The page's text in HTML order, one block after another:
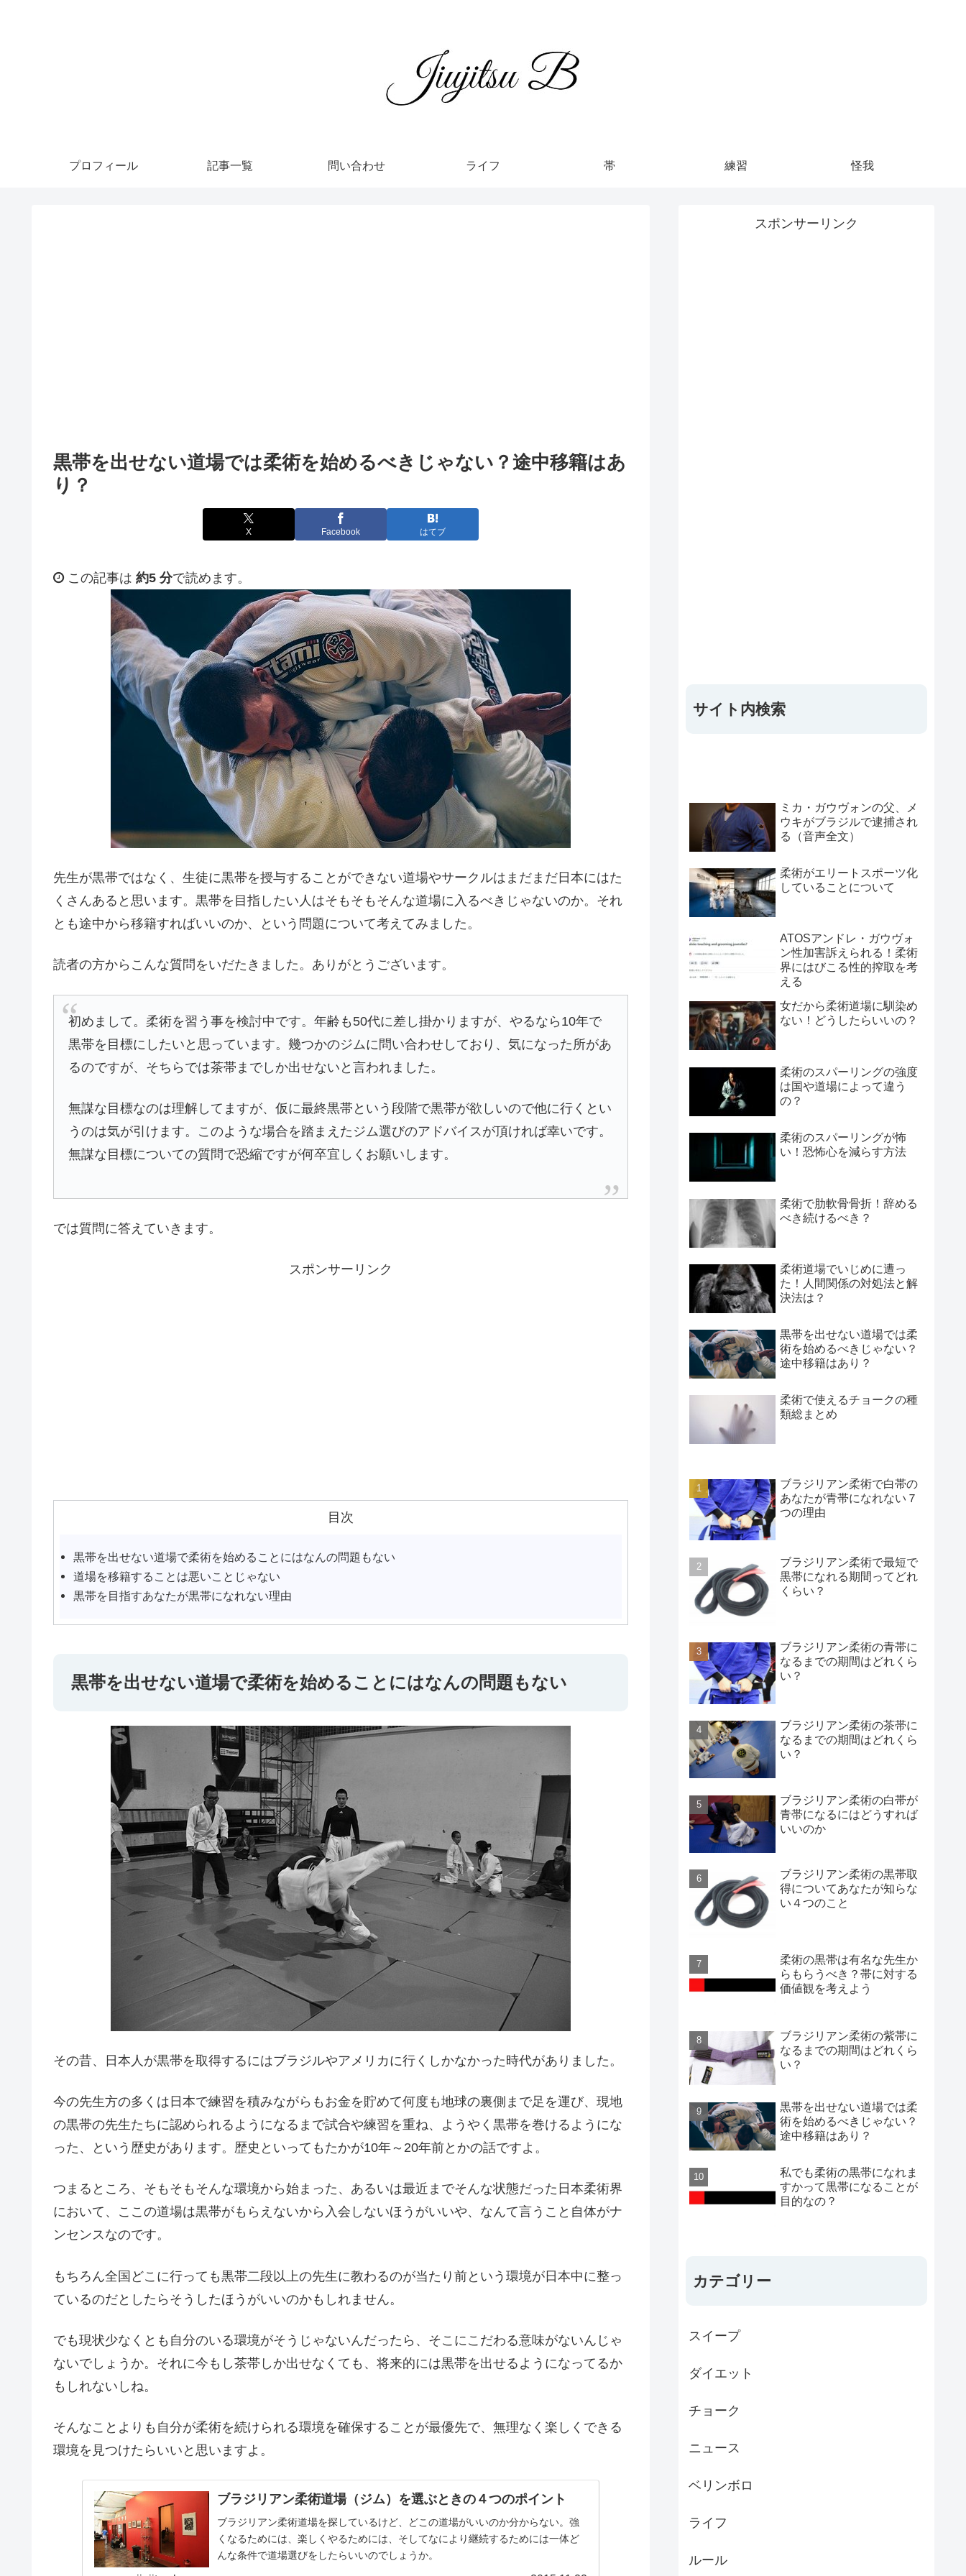
プロフィール 記事一覧 問い合わせ ライフ 帯 練習 怪我
黒帯を出せない道場では柔術を始めるべきじゃない？途中移籍はあ
り？
X Facebook はてブ
この記事は 約5 分で読めます。
先生が黒帯ではなく、生徒に黒帯を授与することができない道場やサークルはまだまだ日本にはた
くさんあると思います。黒帯を目指したい人はそもそもそんな道場に入るべきじゃないのか。それ
とも途中から移籍すればいいのか、という問題について考えてみました。
読者の方からこんな質問をいだたきました。ありがとうございます。
初めまして。柔術を習う事を検討中です。年齢も50代に差し掛かりますが、やるなら10年で
黒帯を目標にしたいと思っています。幾つかのジムに問い合わせしており、気になった所があ
るのですが、そちらでは茶帯までしか出せないと言われました。
無謀な目標なのは理解してますが、仮に最終黒帯という段階で黒帯が欲しいので他に行くとい
うのは気が引けます。このような場合を踏まえたジム選びのアドバイスが頂ければ幸いです。
無謀な目標についての質問で恐縮ですが何卒宜しくお願いします。
では質問に答えていきます。
スポンサーリンク
目次
黒帯を出せない道場で柔術を始めることにはなんの問題もない
道場を移籍することは悪いことじゃない
黒帯を目指すあなたが黒帯になれない理由
黒帯を出せない道場で柔術を始めることにはなんの問題もない
その昔、日本人が黒帯を取得するにはブラジルやアメリカに行くしかなかった時代がありました。
今の先生方の多くは日本で練習を積みながらもお金を貯めて何度も地球の裏側まで足を運び、現地
の黒帯の先生たちに認められるようになるまで試合や練習を重ね、ようやく黒帯を巻けるようにな
った、という歴史があります。歴史といってもたかが10年～20年前とかの話ですよ。
つまるところ、そもそもそんな環境から始まった、あるいは最近までそんな状態だった日本柔術界
において、ここの道場は黒帯がもらえないから入会しないほうがいいや、なんて言うこと自体がナ
ンセンスなのです。
もちろん全国どこに行っても黒帯二段以上の先生に教わるのが当たり前という環境が日本中に整っ
ているのだとしたらそうしたほうがいいのかもしれません。
でも現状少なくとも自分のいる環境がそうじゃないんだったら、そこにこだわる意味がないんじゃ
ないでしょうか。それに今もし茶帯しか出せなくても、将来的には黒帯を出せるようになってるか
もしれないしね。
そんなことよりも自分が柔術を続けられる環境を確保することが最優先で、無理なく楽しくできる
環境を見つけたらいいと思いますよ。
ブラジリアン柔術道場（ジム）を選ぶときの４つのポイント
ブラジリアン柔術道場を探しているけど、どこの道場がいいのか分からない。強
くなるためには、楽しくやるためには、そしてなにより継続するためには一体ど
んな条件で道場選びをしたらいいのでしょうか。
スポンサーリンク
サイト内検索
ミカ・ガウヴォンの父、メ
ウキがブラジルで逮捕され
る（音声全文）
柔術がエリートスポーツ化
していることについて
ATOSアンドレ・ガウヴォ
ン性加害訴えられる！柔術
界にはびこる性的搾取を考
える
女だから柔術道場に馴染め
ない！どうしたらいいの？
柔術のスパーリングの強度
は国や道場によって違う
の？
柔術のスパーリングが怖
い！恐怖心を減らす方法
柔術で肋軟骨骨折！辞める
べき続けるべき？
柔術道場でいじめに遭っ
た！人間関係の対処法と解
決法は？
黒帯を出せない道場では柔
術を始めるべきじゃない？
途中移籍はあり？
柔術で使えるチョークの種
類総まとめ
ブラジリアン柔術で白帯の
あなたが青帯になれない７
つの理由
ブラジリアン柔術で最短で
黒帯になれる期間ってどれ
くらい？
ブラジリアン柔術の青帯に
なるまでの期間はどれくら
い？
ブラジリアン柔術の茶帯に
なるまでの期間はどれくら
い？
ブラジリアン柔術の白帯が
青帯になるにはどうすれば
いいのか
ブラジリアン柔術の黒帯取
得についてあなたが知らな
い４つのこと
柔術の黒帯は有名な先生か
らもらうべき？帯に対する
価値観を考えよう
ブラジリアン柔術の紫帯に
なるまでの期間はどれくら
い？
黒帯を出せない道場では柔
術を始めるべきじゃない？
途中移籍はあり？
私でも柔術の黒帯になれま
すかって黒帯になることが
目的なの？
カテゴリー
スイープ
ダイエット
チョーク
ニュース
ベリンボロ
ライフ
ルール